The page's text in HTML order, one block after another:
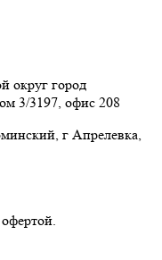
округ город
3/3197, офис 208
г Апрелевка,